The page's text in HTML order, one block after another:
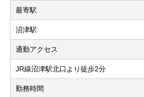
最寄駅
沼津駅
通勤アクセス
JR線沼津駅北口より徒歩2分
勤務時間